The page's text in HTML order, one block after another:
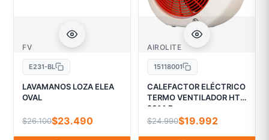
FV
E231-BL
LAVAMANOS LOZA ELEA
OVAL
$26.100$23.490
AIROLITE
15118001
CALEFACTOR ELÉCTRICO
TERMO VENTILADOR HT
2014 R
$24.990$19.992